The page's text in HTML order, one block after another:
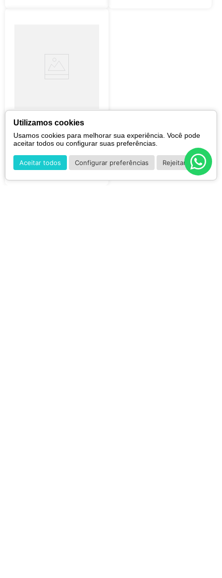
Embryolisse Lait-Crème Fluide - Leite
Hidratante 75ml
R$139,90
Utilizamos cookies
Usamos cookies para melhorar sua experiência. Você pode
aceitar todos ou configurar suas preferências.
Aceitar todos Configurar preferências Rejeitar